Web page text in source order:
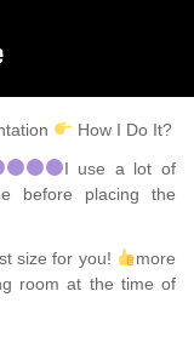
How I Do It?
I use a lot of
before placing the
size for you!
more
room at the time of